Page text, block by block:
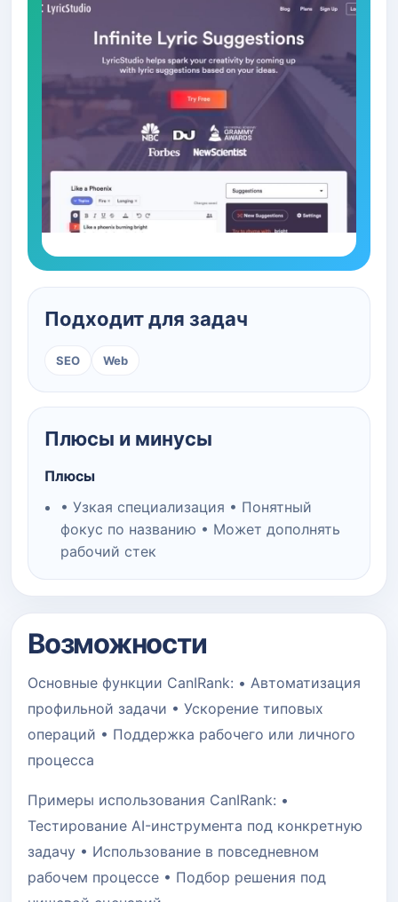
Подходит для задач
SEO Web
Плюсы и минусы
Плюсы
• Узкая специализация • Понятный
фокус по названию • Может дополнять
рабочий стек
Возможности
Основные функции CanIRank: • Автоматизация
профильной задачи • Ускорение типовых
операций • Поддержка рабочего или личного
процесса
Примеры использования CanIRank: •
Тестирование AI-инструмента под конкретную
задачу • Использование в повседневном
рабочем процессе • Подбор решения под